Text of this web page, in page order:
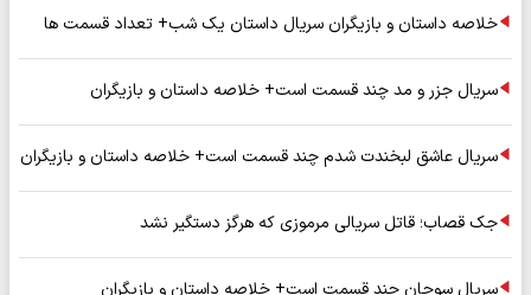
خلاصه داستان و بازیگران سریال داستان یک شب+ تعداد قسمت ها
سریال جزر و مد چند قسمت است+ خلاصه داستان و بازیگران
سریال عاشق لبخندت شدم چند قسمت است+ خلاصه داستان و بازیگران
جک قصاب؛ قاتل سریالی مرموزی که هرگز دستگیر نشد
سریال سوجان چند قسمت است+ خلاصه داستان و بازیگران